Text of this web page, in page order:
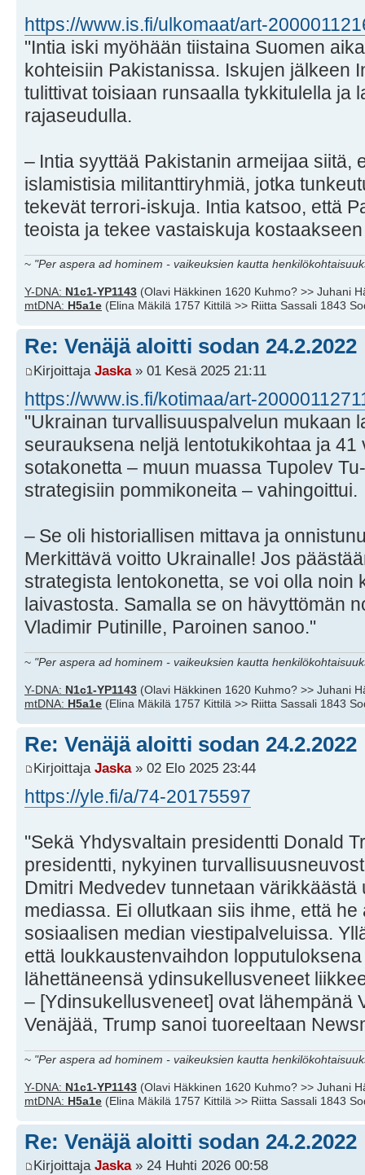
https://www.is.fi/ulkomaat/art-
"Intia iski myöhään tiistaina Suomen
kohteisiin Pakistanissa. Iskujen jälkeen
tulittivat toisiaan runsaalla tykkitulella ja
rajaseudulla.
– Intia syyttää Pakistanin armeijaa siitä,
islamistisia militanttiryhmiä, jotka
tekevät terrori-iskuja. Intia katsoo, että
teoista ja tekee vastaiskuja
~ "Per aspera ad hominem - vaikeuksien kautta
Y-DNA: N1c1-YP1143 (Olavi Häkkinen 1620 Kuhmo? >> Juhani
mtDNA: H5a1e (Elina Mäkilä 1757 Kittilä >> Riitta Sassali 1843
Re: Venäjä aloitti sodan 24.2.2022
Kirjoittaja Jaska» 01 Kesä 2025 21:11
https://www.is.fi/kotimaa/art-
"Ukrainan turvallisuuspalvelun mukaan
seurauksena neljä lentotuki­kohtaa ja 41
sotakonetta – muun muassa Tupolev
strategisiin pommikoneita – vahingoittui.
– Se oli historiallisen mittava ja
Merkittävä voitto Ukrainalle! Jos
strategista lentokonetta, se voi olla noin
laivastosta. Samalla se on hävyttömän
Vladimir Putinille, Paroinen sanoo."
~ "Per aspera ad hominem - vaikeuksien kautta
Y-DNA: N1c1-YP1143 (Olavi Häkkinen 1620 Kuhmo? >> Juhani
mtDNA: H5a1e (Elina Mäkilä 1757 Kittilä >> Riitta Sassali 1843
Re: Venäjä aloitti sodan 24.2.2022
Kirjoittaja Jaska» 02 Elo 2025 23:44
https://yle.fi/a/74-20175597
"Sekä Yhdysvaltain presidentti Donald
presidentti, nykyinen
Dmitri Medvedev tunnetaan
mediassa. Ei ollutkaan siis ihme, että
sosiaalisen median viestipalveluissa.
että loukkaustenvaihdon
lähettäneensä ydinsukellusveneet
– [Ydinsukellusveneet] ovat lähempänä
Venäjää, Trump sanoi tuoreeltaan
~ "Per aspera ad hominem - vaikeuksien kautta
Y-DNA: N1c1-YP1143 (Olavi Häkkinen 1620 Kuhmo? >> Juhani
mtDNA: H5a1e (Elina Mäkilä 1757 Kittilä >> Riitta Sassali 1843
Re: Venäjä aloitti sodan 24.2.2022
Kirjoittaja Jaska» 24 Huhti 2026 00:58